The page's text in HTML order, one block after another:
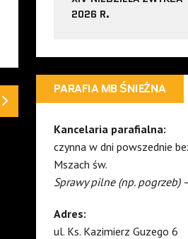
2026 R.
PARAFIA MB ŚNIEŻNA
Kancelaria parafialna:
czynna w dni powszednie
Mszach św.
Sprawy pilne (np. pogrzeb)
Adres:
ul. Ks. Kazimierz Guzego 6